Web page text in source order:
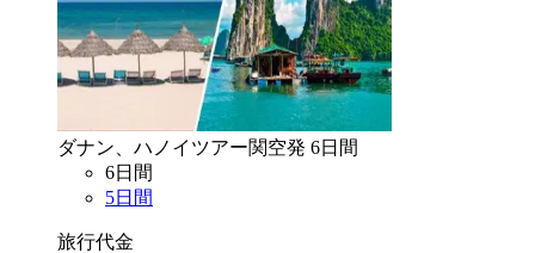
ダナン、ハノイ ツアー関空発 6日間
6日間
5日間
旅行代金